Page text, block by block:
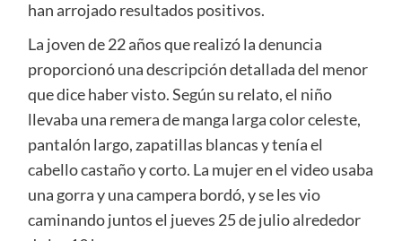
han arrojado resultados positivos.
La joven de 22 años que realizó la denuncia
proporcionó una descripción detallada del menor
que dice haber visto. Según su relato, el niño
llevaba una remera de manga larga color celeste,
pantalón largo, zapatillas blancas y tenía el
cabello castaño y corto. La mujer en el video usaba
una gorra y una campera bordó, y se les vio
caminando juntos el jueves 25 de julio alrededor